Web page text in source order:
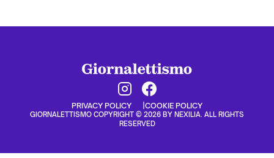
PRIVACY POLICY COOKIE POLICY
GIORNALETTISMO COPYRIGHT © 2026 BY NEXILIA. ALL RIGHTS
RESERVED